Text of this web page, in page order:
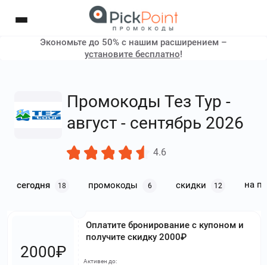
Экономьте до 50% с нашим расширением –
установите бесплатно!
Промокоды Тез Тур -
август - сентябрь 2026
4.6
сегодня 18 промокоды 6 скидки 12 на
Оплатите бронирование с купоном и
получите скидку 2000₽
2000₽
Активен до: